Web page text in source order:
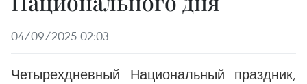
04/09/2025 02:03
Четырехдневный Национальный праздник,